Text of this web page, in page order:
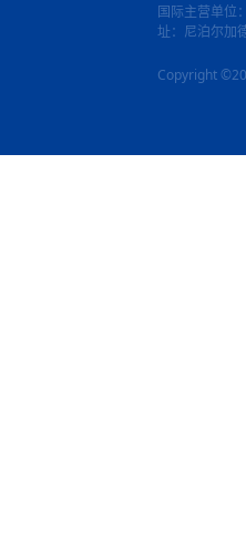
国际主营单位
址：尼泊尔加
Copyright